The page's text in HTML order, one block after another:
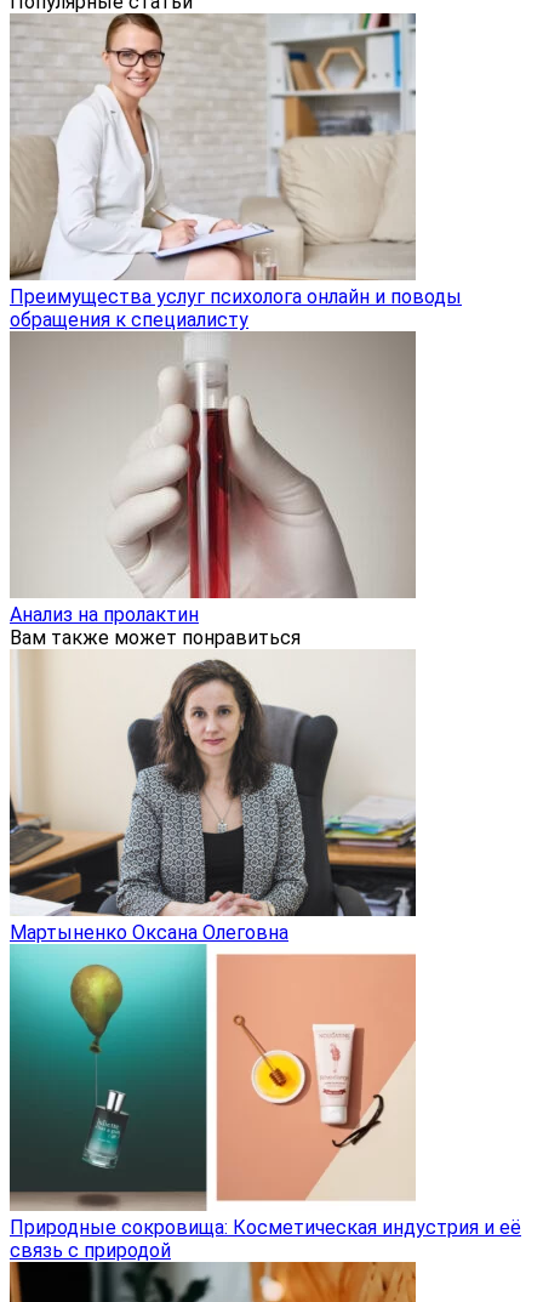
Преимущества услуг психолога онлайн и поводы
обращения к специалисту
Анализ на пролактин
Вам также может понравиться
Мартыненко Оксана Олеговна
Природные сокровища: Косметическая индустрия и её
связь с природой